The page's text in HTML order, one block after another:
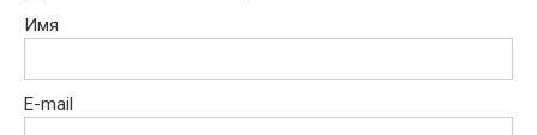
Имя
E-mail